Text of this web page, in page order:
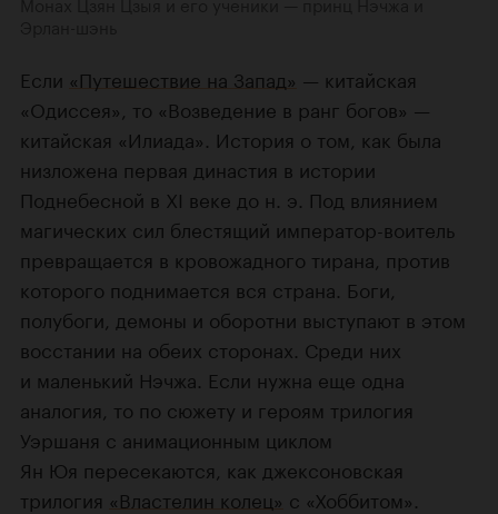
Если «Путешествие на Запад» — китайская
«Одиссея», то «Возведение в ранг богов» —
китайская «Илиада». История о том, как была
низложена первая династия в истории
Поднебесной в XI веке до н. э. Под влиянием
магических сил блестящий император-воитель
превращается в кровожадного тирана, против
которого поднимается вся страна. Боги,
полубоги, демоны и оборотни выступают в этом
восстании на обеих сторонах. Среди них
и маленький Нэчжа. Если нужна еще одна
аналогия, то по сюжету и героям трилогия
Уэршаня с анимационным циклом
Ян Юя пересекаются, как джексоновская
трилогия «Властелин колец» с «Хоббитом».